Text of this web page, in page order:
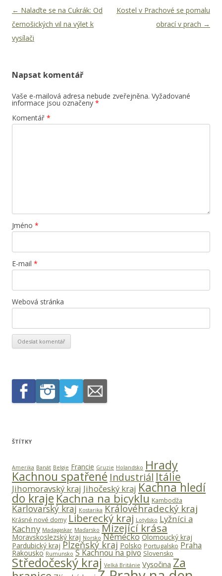
Navigace pro příspěvky
← Nalaďte se na Cukrák: Od
černošických vil na výlet k
vysílači
Kostel v Prachové se pomalu
obrací v prach →
Napsat komentář
Vaše e-mailová adresa nebude zveřejněna. Vyžadované
informace jsou označeny *
Komentář *
Jméno *
E-mail *
Webová stránka
ŠTÍTKY
Amerika Banát Belgie Francie Gruzie Holandsko Hrady
Kachnou spatřené Industriál Itálie
Jihomoravský kraj Jihočeský kraj Kachna hledí
do kraje Kachna na bicyklu Kambodža
Karlovarský kraj Kostarika Královéhradecký kraj
Krásné nové domy Liberecký kraj Lotyšsko Lyžníci a
Kachny Madagaskar Maďarsko Mizející krása
Moravskoslezský kraj Norsko Německo Olomoucký kraj
Pardubický kraj Plzeňský kraj Polsko Portugalsko Praha
Rakousko Rumunsko S Kachnou na pivo Slovensko
Středočeský kraj Velká Británie Vysočina Za